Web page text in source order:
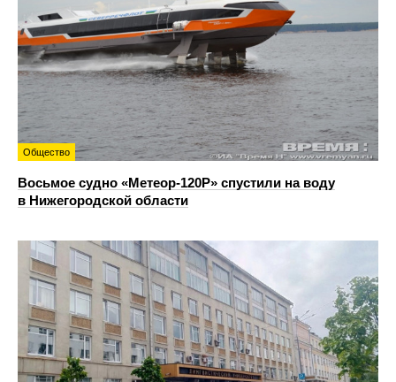
Общество
Восьмое судно «Метеор-120Р» спустили на воду
в Нижегородской области